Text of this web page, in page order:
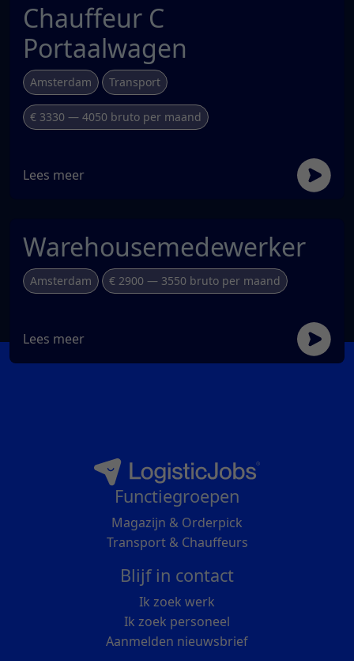
Chauffeur C
Portaalwagen
Amsterdam Transport
€ 3330 — 4050 bruto per maand
Lees meer
Warehousemedewerker
Amsterdam € 2900 — 3550 bruto per maand
Lees meer
Functiegroepen
Magazijn & Orderpick
Transport & Chauffeurs
Blijf in contact
Ik zoek werk
Ik zoek personeel
Aanmelden nieuwsbrief